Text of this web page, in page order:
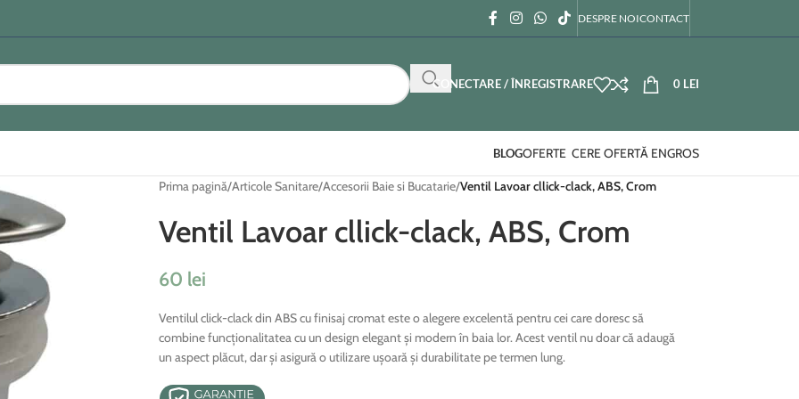
DESPRE NOICONTACT
CONECTARE / ÎNREGISTRARE 0 LEI
BLOGOFERTE CERE OFERTĂ ENGROS
Prima pagină/Articole Sanitare/Accesorii Baie si Bucatarie/Ventil Lavoar cllick-clack, ABS, Crom
Ventil Lavoar cllick-clack, ABS, Crom
60 lei
Ventilul click-clack din ABS cu finisaj cromat este o alegere excelentă pentru cei care doresc să
combine funcționalitatea cu un design elegant și modern în baia lor. Acest ventil nu doar că adaugă
un aspect plăcut, dar și asigură o utilizare ușoară și durabilitate pe termen lung.